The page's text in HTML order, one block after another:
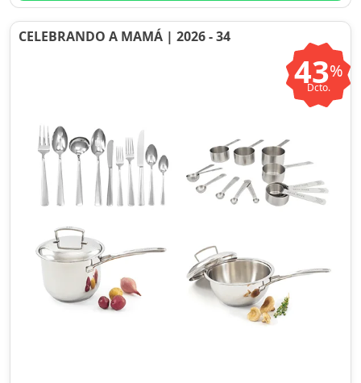
CELEBRANDO A MAMÁ | 2026 - 34
43%
Dcto.